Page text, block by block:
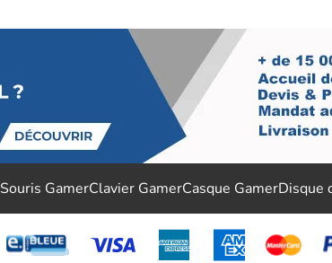
Souris GamerClavier GamerCasque GamerDisque